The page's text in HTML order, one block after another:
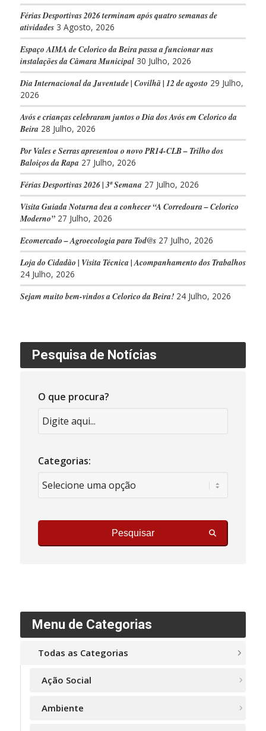
Férias Desportivas 2026 terminam após quatro semanas de
atividades 3 Agosto, 2026
Espaço AIMA de Celorico da Beira passa a funcionar nas
instalações da Câmara Municipal 30 Julho, 2026
Dia Internacional da Juventude | Covilhã | 12 de agosto 29 Julho,
2026
Avós e crianças celebraram juntos o Dia dos Avós em Celorico da
Beira 28 Julho, 2026
Por Vales e Serras apresentou o novo PR14-CLB – Trilho dos
Baloiços da Rapa 27 Julho, 2026
Férias Desportivas 2026 | 3ª Semana 27 Julho, 2026
Visita Guiada Noturna deu a conhecer “A Corredoura – Celorico
Moderno” 27 Julho, 2026
Ecomercado – Agroecologia para Tod@s 27 Julho, 2026
Loja do Cidadão | Visita Técnica | Acompanhamento dos Trabalhos
24 Julho, 2026
Sejam muito bem-vindos a Celorico da Beira! 24 Julho, 2026
Pesquisa de Notícias
O que procura?
Categorias:
Pesquisar
Menu de Categorias
Todas as Categorias
Ação Social
Ambiente